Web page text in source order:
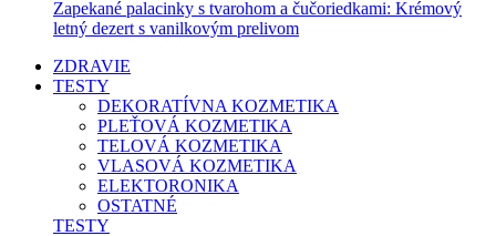
Zapekané palacinky s tvarohom a čučoriedkami: Krémový
letný dezert s vanilkovým prelivom
ZDRAVIE
TESTY
DEKORATÍVNA KOZMETIKA
PLEŤOVÁ KOZMETIKA
TELOVÁ KOZMETIKA
VLASOVÁ KOZMETIKA
ELEKTORONIKA
OSTATNÉ
TESTY